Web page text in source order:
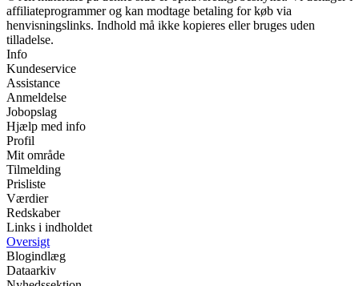
affiliateprogrammer og kan modtage betaling for køb via
henvisningslinks. Indhold må ikke kopieres eller bruges uden
tilladelse.
Info
Kundeservice
Assistance
Anmeldelse
Jobopslag
Hjælp med info
Profil
Mit område
Tilmelding
Prisliste
Værdier
Redskaber
Links i indholdet
Oversigt
Blogindlæg
Dataarkiv